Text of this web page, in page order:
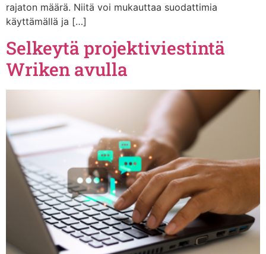
rajaton määrä. Niitä voi mukauttaa suodattimia
käyttämällä ja […]
Selkeytä projektiviestintä
Wriken avulla